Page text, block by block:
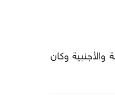
والأجنبية وكان